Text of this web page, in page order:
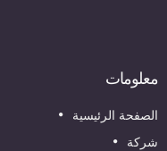
معلومات
الصفحة الرئيسية
شركة